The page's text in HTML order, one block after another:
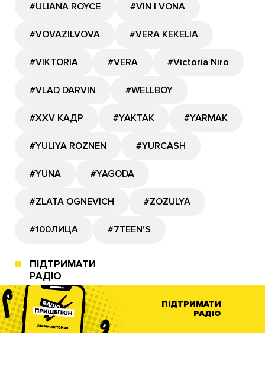
#ULIANA ROYCE #VIN I VONA
#VOVAZILVOVA #VERA KEKELIA
#VIKTORIA #VERA #Victoria Niro
#VLAD DARVIN #WELLBOY
#XXV КАДР #YAKTAK #YARMAK
#YULIYA ROZNEN #YURCASH
#YUNA #YAGODA
#ZLATA OGNEVICH #ZOZULYA
#100ЛИЦА #7TEEN'S
ПІДТРИМАТИ
РАДІО
ПІДТРИМАТИ
РАДІО